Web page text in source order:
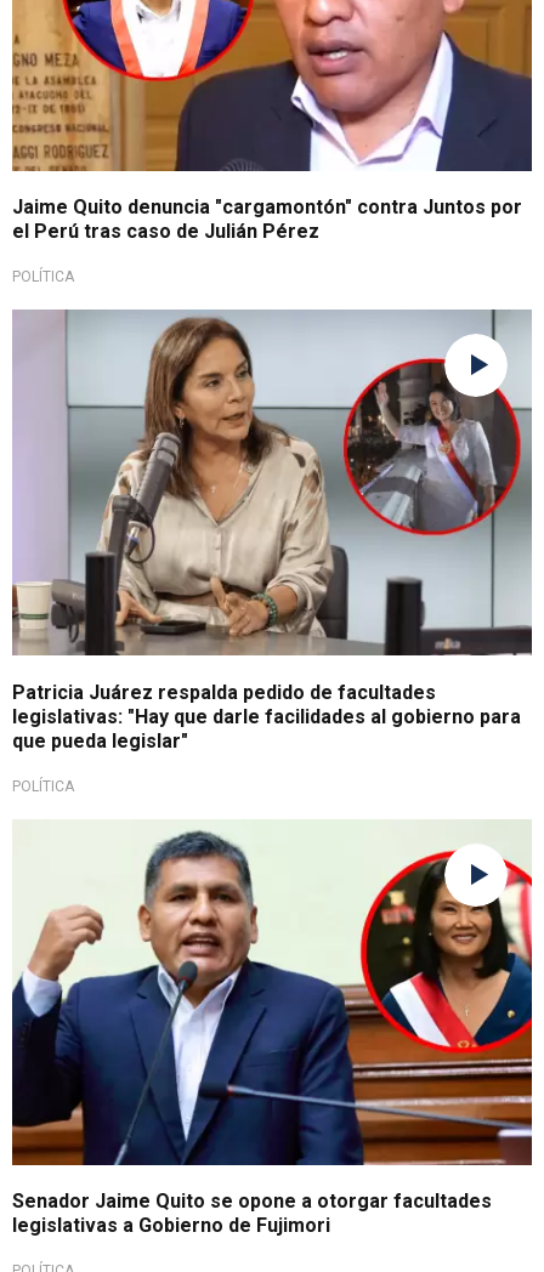
Jaime Quito denuncia "cargamontón" contra Juntos por
el Perú tras caso de Julián Pérez
POLÍTICA
Se encuentra a favor
Patricia Juárez respalda pedido de facultades
legislativas: "Hay que darle facilidades al gobierno para
que pueda legislar"
POLÍTICA
Senador Jaime Quito se opone a otorgar facultades
legislativas a Gobierno de Fujimori